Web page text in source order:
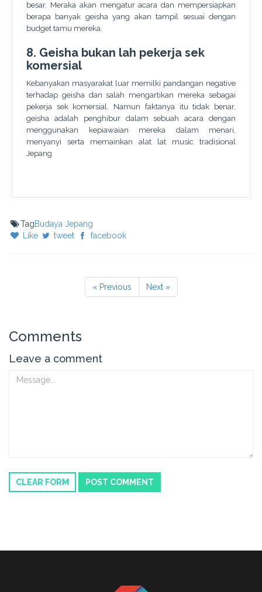
besar. Meraka akan mengatur acara dan mempersiapkan
berapa banyak geisha yang akan tampil sesuai dengan
budget tamu mereka.
8. Geisha bukan lah pekerja sek
komersial
Kebanyakan masyarakat luar memilki pandangan negative
terhadap geisha dan salah mengartikan mereka sebagai
pekerja sek komersial. Namun faktanya itu tidak benar,
geisha adalah penghibur dalam sebuah acara dengan
menggunakan kepiawaian mereka dalam menari,
menyanyi serta memainkan alat lat music tradisional
Jepang
TagBudaya Jepang
Like
tweet facebook
« Previous Next »
Comments
Leave a comment